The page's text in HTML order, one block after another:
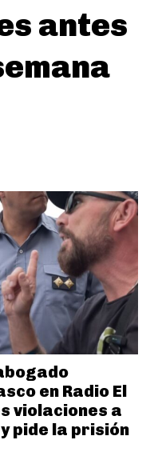
antes
en Radio El
violaciones a
pide la prisión